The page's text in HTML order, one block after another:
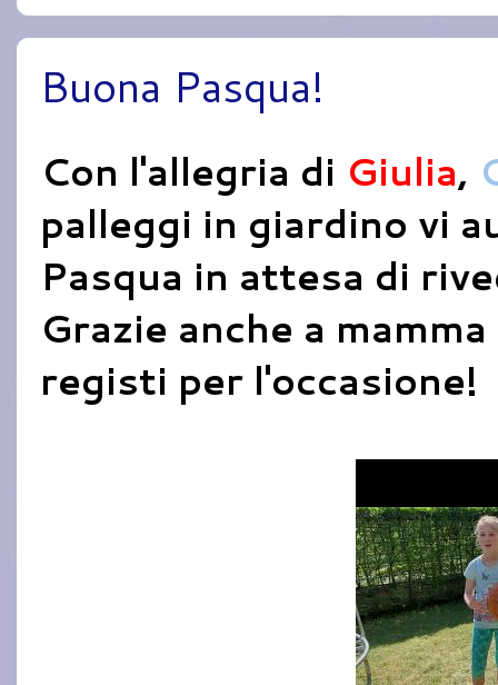
Buona Pasqua!
Con l'allegria di Giulia,
palleggi in giardino vi
Pasqua in attesa di
Grazie anche a
registi per l'occasione!